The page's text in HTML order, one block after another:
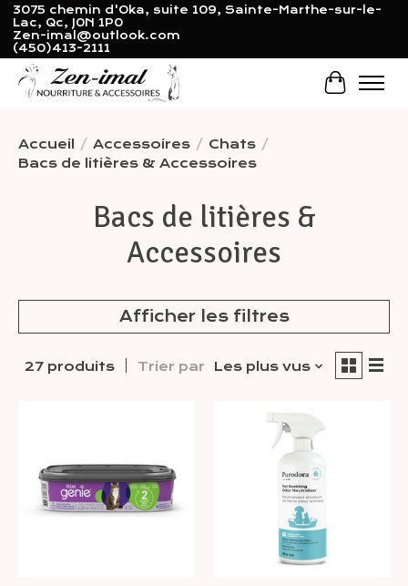
3075 chemin d'Oka, suite 109, Sainte-Marthe-sur-le-
Lac, Qc, J0N 1P0
Zen-imal@outlook.com
(450)413-2111
Panier
Accueil / Accessoires / Chats /
Bacs de litières & Accessoires
Bacs de litières &
Accessoires
Afficher les filtres
27 produits Trier par Les plus vus